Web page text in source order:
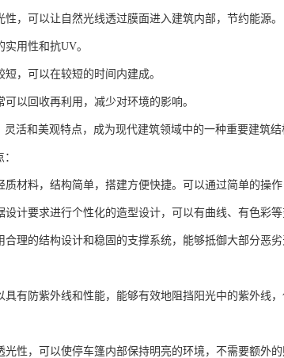
，可以让自然光线透过膜面进入建筑内部，节约能源。
用性和抗UV。
，可以在较短的时间内建成。
以回收再利用，减少对环境的影响。
活和美观特点，成为现代建筑领域中的一种重要建筑结
材料，结构简单，搭建方便快捷。可以通过简单的操作
计要求进行个性化的造型设计，可以有曲线、有色彩
合理的结构设计和稳固的支撑系统，能够抵御大部分恶
有防紫外线和性能，能够有效地阻挡阳光中的紫外线
性，可以使停车篷内部保持明亮的环境，不需要额外的